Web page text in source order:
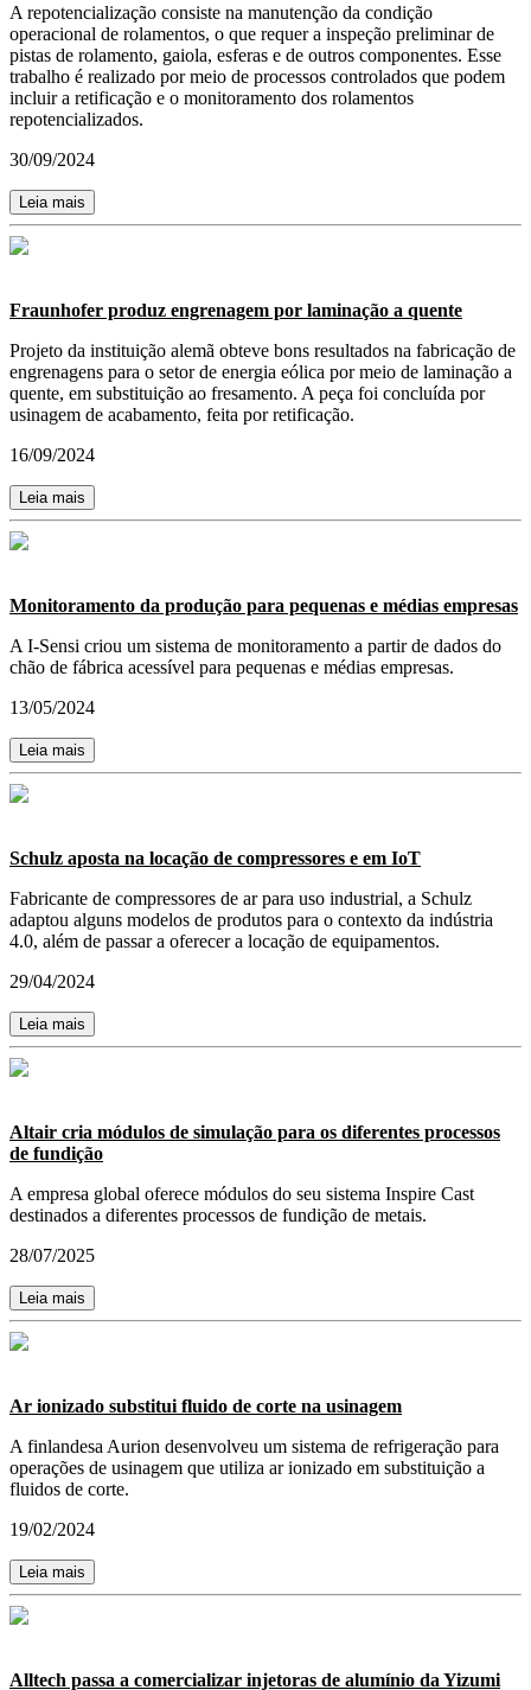
A repotencialização consiste na manutenção da condição
operacional de rolamentos, o que requer a inspeção preliminar de
pistas de rolamento, gaiola, esferas e de outros componentes. Esse
trabalho é realizado por meio de processos controlados que podem
incluir a retificação e o monitoramento dos rolamentos
repotencializados.
30/09/2024
Leia mais
Fraunhofer produz engrenagem por laminação a quente
Projeto da instituição alemã obteve bons resultados na fabricação de
engrenagens para o setor de energia eólica por meio de laminação a
quente, em substituição ao fresamento. A peça foi concluída por
usinagem de acabamento, feita por retificação.
16/09/2024
Leia mais
Monitoramento da produção para pequenas e médias empresas
A I-Sensi criou um sistema de monitoramento a partir de dados do
chão de fábrica acessível para pequenas e médias empresas.
13/05/2024
Leia mais
Schulz aposta na locação de compressores e em IoT
Fabricante de compressores de ar para uso industrial, a Schulz
adaptou alguns modelos de produtos para o contexto da indústria
4.0, além de passar a oferecer a locação de equipamentos.
29/04/2024
Leia mais
Altair cria módulos de simulação para os diferentes processos
de fundição
A empresa global oferece módulos do seu sistema Inspire Cast
destinados a diferentes processos de fundição de metais.
28/07/2025
Leia mais
Ar ionizado substitui fluido de corte na usinagem
A finlandesa Aurion desenvolveu um sistema de refrigeração para
operações de usinagem que utiliza ar ionizado em substituição a
fluidos de corte.
19/02/2024
Leia mais
Alltech passa a comercializar injetoras de alumínio da Yizumi